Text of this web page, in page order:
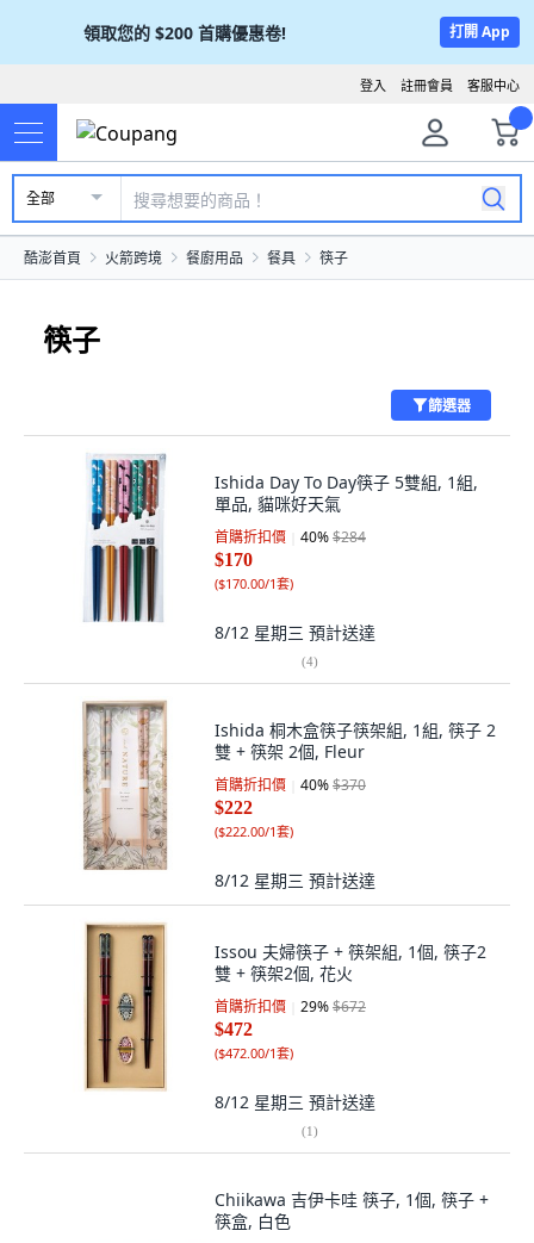
領取您的 $200 首購優惠卷! 打開 App
客服中心
註冊會員
登入
全部
酷澎首頁 火箭跨境 餐廚用品 餐具 筷子
筷子
篩選器
Ishida Day To Day筷子 5雙組, 1組,
單品, 貓咪好天氣
首購折扣價 40%$284
$170
($170.00/1套)
8/12 星期三 預計送達
(4)
Ishida 桐木盒筷子筷架組, 1組, 筷子 2
雙 + 筷架 2個, Fleur
首購折扣價 40%$370
$222
($222.00/1套)
8/12 星期三 預計送達
Issou 夫婦筷子 + 筷架組, 1個, 筷子2
雙 + 筷架2個, 花火
首購折扣價 29%$672
$472
($472.00/1套)
8/12 星期三 預計送達
(1)
Chiikawa 吉伊卡哇 筷子, 1個, 筷子 +
筷盒, 白色